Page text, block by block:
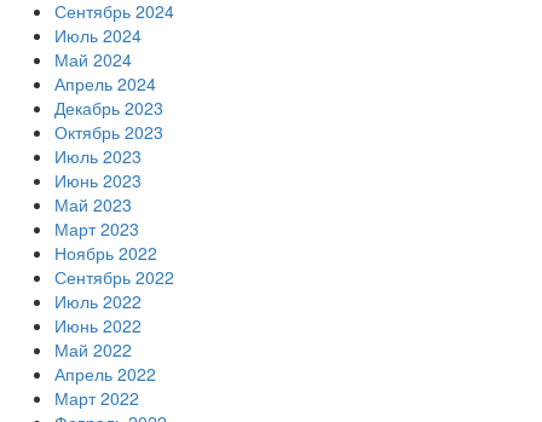
Сентябрь 2024
Июль 2024
Май 2024
Апрель 2024
Декабрь 2023
Октябрь 2023
Июль 2023
Июнь 2023
Май 2023
Март 2023
Ноябрь 2022
Сентябрь 2022
Июль 2022
Июнь 2022
Май 2022
Апрель 2022
Март 2022